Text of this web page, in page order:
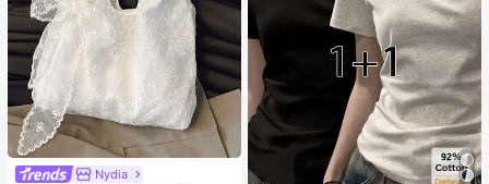
Nydia
#1 TOP 3위 베이지 여성 토트백